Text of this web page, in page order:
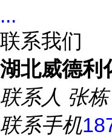
...
联系我们
湖北威德利
联系人 张栋
联系手机